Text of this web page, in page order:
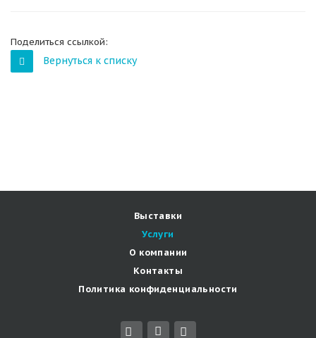
Поделиться ссылкой:
Вернуться к списку
Выставки
Услуги
О компании
Контакты
Политика конфиденциальности